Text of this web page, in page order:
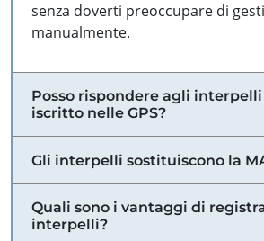
senza doverti preoccupare di
manualmente.
Posso rispondere agli interpelli
iscritto nelle GPS?
Gli interpelli sostituiscono la
Quali sono i vantaggi di
interpelli?